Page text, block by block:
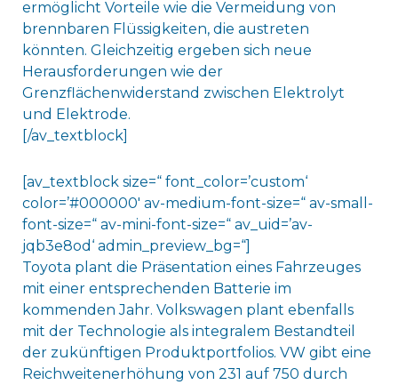
ermöglicht Vorteile wie die Vermeidung von
brennbaren Flüssigkeiten, die austreten
könnten. Gleichzeitig ergeben sich neue
Herausforderungen wie der
Grenzflächenwiderstand zwischen Elektrolyt
und Elektrode.
[/av_textblock]
[av_textblock size=“ font_color=’custom‘
color=’#000000′ av-medium-font-size=“ av-small-
font-size=“ av-mini-font-size=“ av_uid=’av-
jqb3e8od‘ admin_preview_bg=“]
Toyota plant die Präsentation eines Fahrzeuges
mit einer entsprechenden Batterie im
kommenden Jahr. Volkswagen plant ebenfalls
mit der Technologie als integralem Bestandteil
der zukünftigen Produktportfolios. VW gibt eine
Reichweitenerhöhung von 231 auf 750 durch